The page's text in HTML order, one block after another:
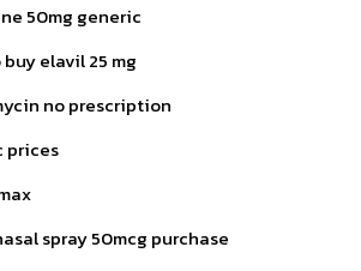
50mg generic
elavil 25 mg
no prescription
prices
spray 50mcg purchase